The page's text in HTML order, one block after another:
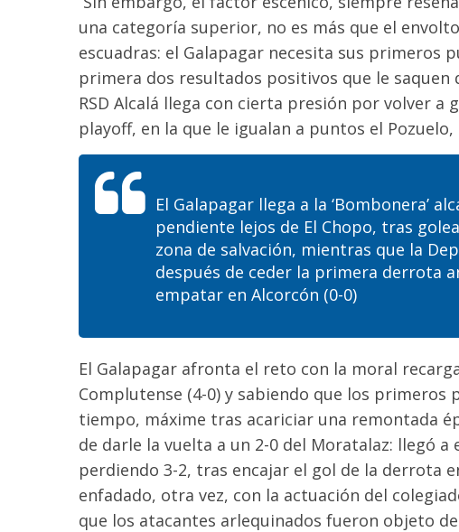
una categoría superior, no es más que el
escuadras: el Galapagar necesita sus primeros
primera dos resultados positivos que le
RSD Alcalá llega con cierta presión por volver a
playoff, en la que le igualan a puntos el Pozuelo,
El Galapagar llega a la ‘Bombonera’
pendiente lejos de El Chopo, tras
zona de salvación, mientras que la
después de ceder la primera derrota
empatar en Alcorcón (0-0)
El Galapagar afronta el reto con la moral
Complutense (4-0) y sabiendo que los primeros
tiempo, máxime tras acariciar una remontada
de darle la vuelta a un 2-0 del Moratalaz: llegó a
perdiendo 3-2, tras encajar el gol de la derrota
enfadado, otra vez, con la actuación del
que los atacantes arlequinados fueron objeto